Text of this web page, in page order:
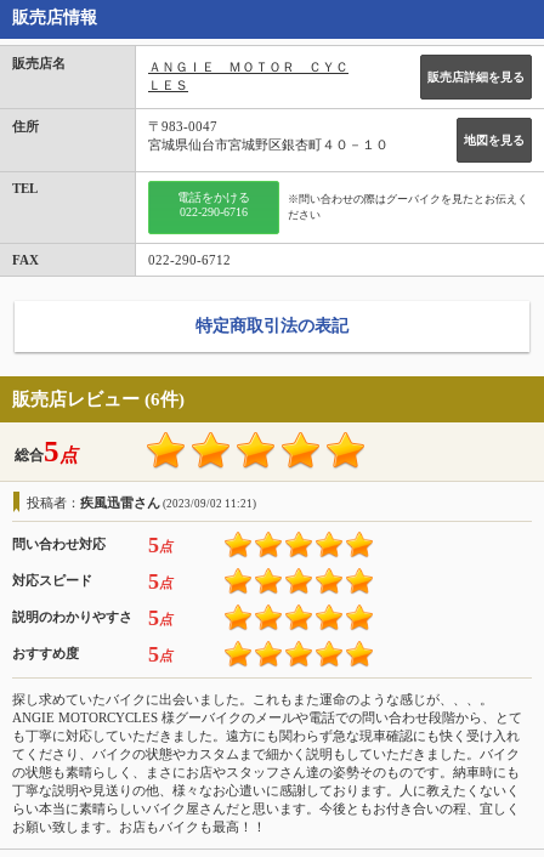
販売店情報
販売店名
ＡＮＧＩＥ ＭＯＴＯＲ ＣＹＣ
ＬＥＳ
販売店詳細を見る
住所
地図を見る
〒983-0047
宮城県仙台市宮城野区銀杏町４０－１０
TEL
電話をかける
022-290-6716
※問い合わせの際はグーバイクを見たとお伝えく
ださい
FAX 022-290-6712
特定商取引法の表記
販売店レビュー (6件)
総合5点
投稿者： 疾風迅雷さん (2023/09/02 11:21)
問い合わせ対応 5点
対応スピード 5点
説明のわかりやすさ 5点
おすすめ度 5点
探し求めていたバイクに出会いました。これもまた運命のような感じが、、、。
ANGIE MOTORCYCLES 様グーバイクのメールや電話での問い合わせ段階から、とて
も丁寧に対応していただきました。遠方にも関わらず急な現車確認にも快く受け入れ
てくださり、バイクの状態やカスタムまで細かく説明もしていただきました。バイク
の状態も素晴らしく、まさにお店やスタッフさん達の姿勢そのものです。納車時にも
丁寧な説明や見送りの他、様々なお心遣いに感謝しております。人に教えたくないく
らい本当に素晴らしいバイク屋さんだと思います。今後ともお付き合いの程、宜しく
お願い致します。お店もバイクも最高！！